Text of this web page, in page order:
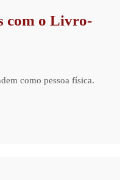
com o Livro-
como pessoa física.